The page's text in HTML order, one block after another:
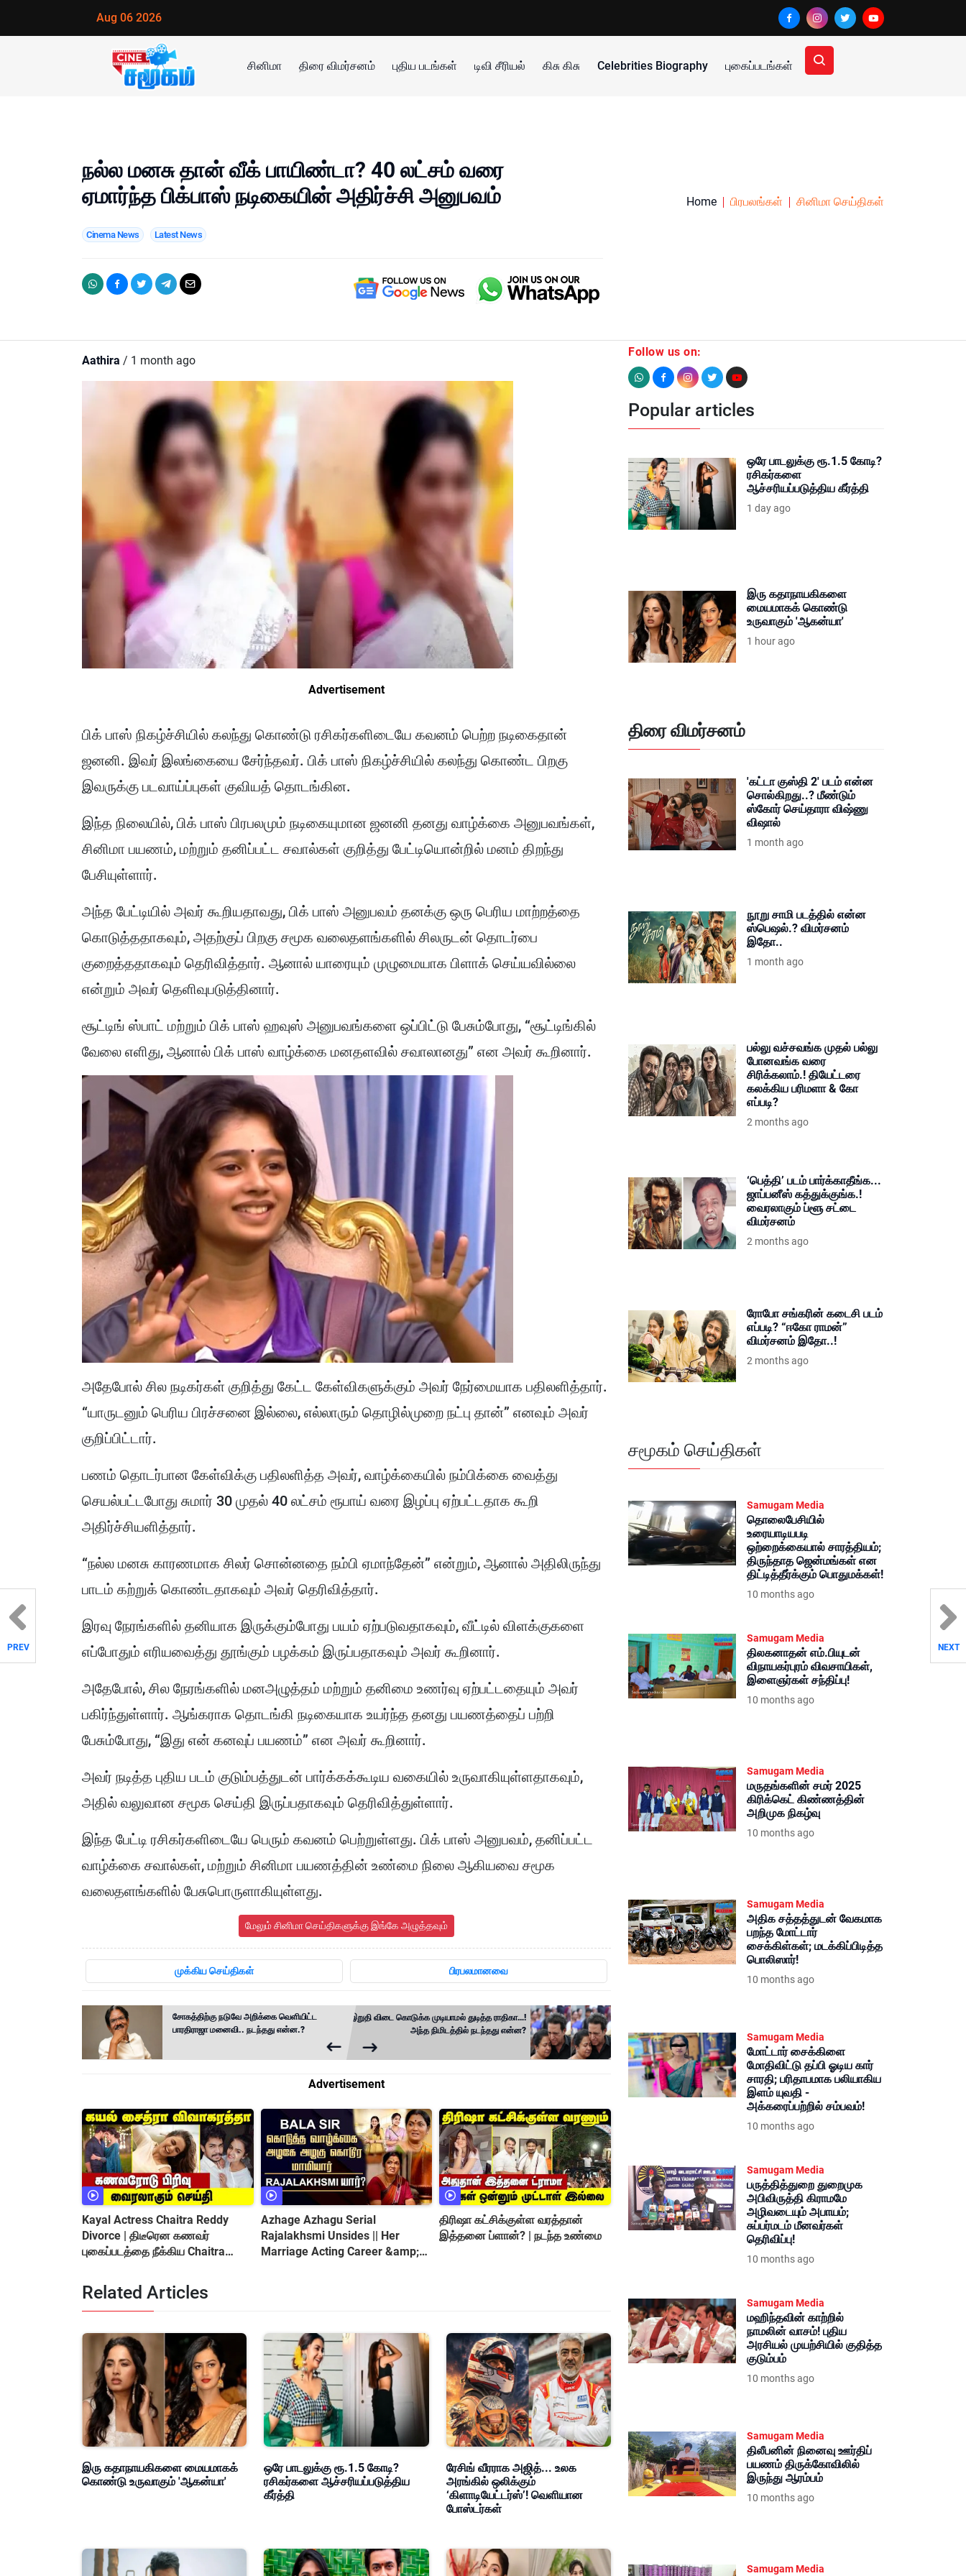
Aug 06 2026
சினிமா திரை விமர்சனம் புதிய படங்கள் டிவி சீரியல் கிசு கிசு Celebrities Biography புகைப்படங்கள்
நல்ல மனசு தான் வீக் பாயிண்டா? 40 லட்சம் வரை
ஏமார்ந்த பிக்பாஸ் நடிகையின் அதிர்ச்சி அனுபவம்
Cinema News Latest News
Home பிரபலங்கள் சினிமா செய்திகள்
Aathira / 1 month ago
Advertisement
பிக் பாஸ் நிகழ்ச்சியில் கலந்து கொண்டு ரசிகர்களிடையே கவனம் பெற்ற நடிகைதான்
ஜனனி. இவர் இலங்கையை சேர்ந்தவர். பிக் பாஸ் நிகழ்ச்சியில் கலந்து கொண்ட பிறகு
இவருக்கு படவாய்ப்புகள் குவியத் தொடங்கின.
இந்த நிலையில், பிக் பாஸ் பிரபலமும் நடிகையுமான ஜனனி தனது வாழ்க்கை அனுபவங்கள்,
சினிமா பயணம், மற்றும் தனிப்பட்ட சவால்கள் குறித்து பேட்டியொன்றில் மனம் திறந்து
பேசியுள்ளார்.
அந்த பேட்டியில் அவர் கூறியதாவது, பிக் பாஸ் அனுபவம் தனக்கு ஒரு பெரிய மாற்றத்தை
கொடுத்ததாகவும், அதற்குப் பிறகு சமூக வலைதளங்களில் சிலருடன் தொடர்பை
குறைத்ததாகவும் தெரிவித்தார். ஆனால் யாரையும் முழுமையாக பிளாக் செய்யவில்லை
என்றும் அவர் தெளிவுபடுத்தினார்.
சூட்டிங் ஸ்பாட் மற்றும் பிக் பாஸ் ஹவுஸ் அனுபவங்களை ஒப்பிட்டு பேசும்போது, “சூட்டிங்கில்
வேலை எளிது, ஆனால் பிக் பாஸ் வாழ்க்கை மனதளவில் சவாலானது” என அவர் கூறினார்.
அதேபோல் சில நடிகர்கள் குறித்து கேட்ட கேள்விகளுக்கும் அவர் நேர்மையாக பதிலளித்தார்.
“யாருடனும் பெரிய பிரச்சனை இல்லை, எல்லாரும் தொழில்முறை நட்பு தான்” எனவும் அவர்
குறிப்பிட்டார்.
பணம் தொடர்பான கேள்விக்கு பதிலளித்த அவர், வாழ்க்கையில் நம்பிக்கை வைத்து
செயல்பட்டபோது சுமார் 30 முதல் 40 லட்சம் ரூபாய் வரை இழப்பு ஏற்பட்டதாக கூறி
அதிர்ச்சியளித்தார்.
“நல்ல மனசு காரணமாக சிலர் சொன்னதை நம்பி ஏமாந்தேன்” என்றும், ஆனால் அதிலிருந்து
பாடம் கற்றுக் கொண்டதாகவும் அவர் தெரிவித்தார்.
இரவு நேரங்களில் தனியாக இருக்கும்போது பயம் ஏற்படுவதாகவும், வீட்டில் விளக்குகளை
எப்போதும் எரியவைத்து தூங்கும் பழக்கம் இருப்பதாகவும் அவர் கூறினார்.
அதேபோல், சில நேரங்களில் மனஅழுத்தம் மற்றும் தனிமை உணர்வு ஏற்பட்டதையும் அவர்
பகிர்ந்துள்ளார். ஆங்கராக தொடங்கி நடிகையாக உயர்ந்த தனது பயணத்தைப் பற்றி
பேசும்போது, “இது என் கனவுப் பயணம்” என அவர் கூறினார்.
அவர் நடித்த புதிய படம் குடும்பத்துடன் பார்க்கக்கூடிய வகையில் உருவாகியுள்ளதாகவும்,
அதில் வலுவான சமூக செய்தி இருப்பதாகவும் தெரிவித்துள்ளார்.
இந்த பேட்டி ரசிகர்களிடையே பெரும் கவனம் பெற்றுள்ளது. பிக் பாஸ் அனுபவம், தனிப்பட்ட
வாழ்க்கை சவால்கள், மற்றும் சினிமா பயணத்தின் உண்மை நிலை ஆகியவை சமூக
வலைதளங்களில் பேசுபொருளாகியுள்ளது.
மேலும் சினிமா செய்திகளுக்கு இங்கே அழுத்தவும்
முக்கிய செய்திகள் பிரபலமானவை
சோகத்திற்கு நடுவே அறிக்கை வெளியிட்ட
பாரதிராஜா மனைவி.. நடந்தது என்ன.?
இறுதி விடை கொடுக்க முடியாமல் துடித்த ராதிகா…!
அந்த நிமிடத்தில் நடந்தது என்ன?
PREV NEXT
Advertisement
Kayal Actress Chaitra Reddy
Divorce | திடீரென கணவர்
புகைப்படத்தை நீக்கிய Chaitra
Azhage Azhagu Serial
Rajalakhsmi Unsides || Her
Marriage Acting Career &amp;
திரிஷா கட்சிக்குள்ள வரத்தான்
இத்தனை ப்ளான்? | நடந்த உண்மை
Related Articles
இரு கதாநாயகிகளை மையமாகக்
கொண்டு உருவாகும் 'ஆகன்யா'
ஒரே பாடலுக்கு ரூ.1.5 கோடி?
ரசிகர்களை ஆச்சரியப்படுத்திய
கீர்த்தி
ரேசிங் வீரராக அஜித்... உலக
அரங்கில் ஒலிக்கும்
‘கிளாடியேட்டர்ஸ்’! வெளியான
போஸ்டர்கள்
Follow us on:
Popular articles
ஒரே பாடலுக்கு ரூ.1.5 கோடி?
ரசிகர்களை
ஆச்சரியப்படுத்திய கீர்த்தி
1 day ago
இரு கதாநாயகிகளை
மையமாகக் கொண்டு
உருவாகும் 'ஆகன்யா'
1 hour ago
திரை விமர்சனம்
'கட்டா குஸ்தி 2' படம் என்ன
சொல்கிறது..? மீண்டும்
ஸ்கோர் செய்தாரா விஷ்ணு
விஷால்
1 month ago
நூறு சாமி படத்தில் என்ன
ஸ்பெஷல்.? விமர்சனம்
இதோ..
1 month ago
பல்லு வச்சவங்க முதல் பல்லு
போனவங்க வரை
சிரிக்கலாம்.! தியேட்டரை
கலக்கிய பரிமளா & கோ
எப்படி?
2 months ago
‘பெத்தி’ படம் பார்க்காதீங்க...
ஜாப்பனீஸ் கத்துக்குங்க.!
வைரலாகும் ப்ளூ சட்டை
விமர்சனம்
2 months ago
ரோபோ சங்கரின் கடைசி படம்
எப்படி? “ஈகோ ராமன்”
விமர்சனம் இதோ..!
2 months ago
சமூகம் செய்திகள்
Samugam Media
தொலைபேசியில்
உரையாடியபடி
ஒற்றைக்கையால் சாரத்தியம்;
திருந்தாத ஜென்மங்கள் என
திட்டித்தீர்க்கும் பொதுமக்கள்!
10 months ago
Samugam Media
திலகனாதன் எம்.பியுடன்
விநாயகர்புரம் விவசாயிகள்,
இளைஞர்கள் சந்திப்பு!
10 months ago
Samugam Media
மருதங்களின் சமர் 2025
கிரிக்கெட் கிண்ணத்தின்
அறிமுக நிகழ்வு
10 months ago
Samugam Media
அதிக சத்தத்துடன் வேகமாக
பறந்த மோட்டார்
சைக்கிள்கள்; மடக்கிப்பிடித்த
பொலிஸார்!
10 months ago
Samugam Media
மோட்டார் சைக்கிளை
மோதிவிட்டு தப்பி ஓடிய கார்
சாரதி; பரிதாபமாக பலியாகிய
இளம் யுவதி -
அக்கரைப்பற்றில் சம்பவம்!
10 months ago
Samugam Media
பருத்தித்துறை துறைமுக
அபிவிருத்தி கிராமமே
அழிவடையும் அபாயம்;
சுப்பர்மடம் மீனவர்கள்
தெரிவிப்பு!
10 months ago
Samugam Media
மஹிந்தவின் காற்றில்
நாமலின் வாசம்! புதிய
அரசியல் முயற்சியில் குதித்த
குடும்பம்
10 months ago
Samugam Media
திலீபனின் நினைவு ஊர்திப்
பயணம் திருக்கோவிலில்
இருந்து ஆரம்பம்
10 months ago
Samugam Media